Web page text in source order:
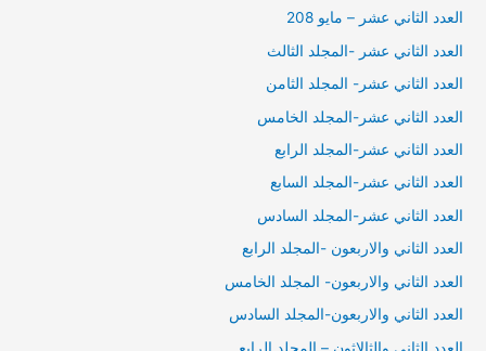
العدد الثاني عشر – مايو 208
العدد الثاني عشر -المجلد الثالث
العدد الثاني عشر- المجلد الثامن
العدد الثاني عشر-المجلد الخامس
العدد الثاني عشر-المجلد الرابع
العدد الثاني عشر-المجلد السابع
العدد الثاني عشر-المجلد السادس
العدد الثاني والاربعون -المجلد الرابع
العدد الثاني والاربعون- المجلد الخامس
العدد الثاني والاربعون-المجلد السادس
العدد الثاني والثالاثون – المجلد الرابع